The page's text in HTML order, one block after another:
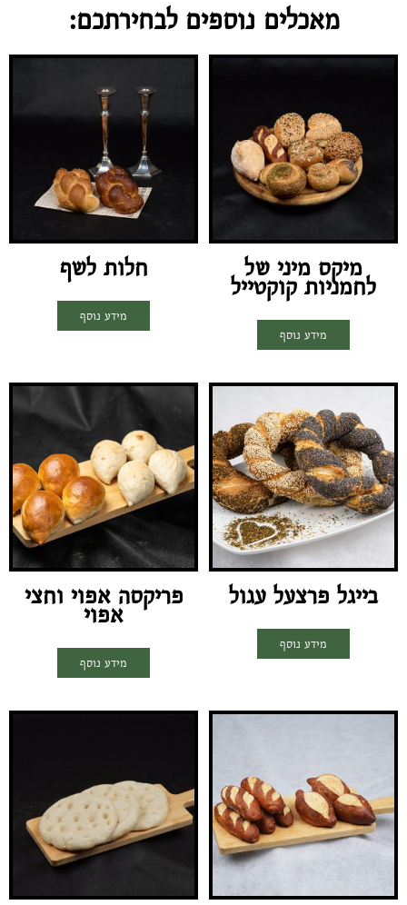
מאכלים נוספים לבחירתכם:
מיקס מיני של
לחמניות קוקטייל
מידע נוסף
חלות לשף
מידע נוסף
בייגל פרצעל עגול
מידע נוסף
פריקסה אפוי וחצי
אפוי
מידע נוסף